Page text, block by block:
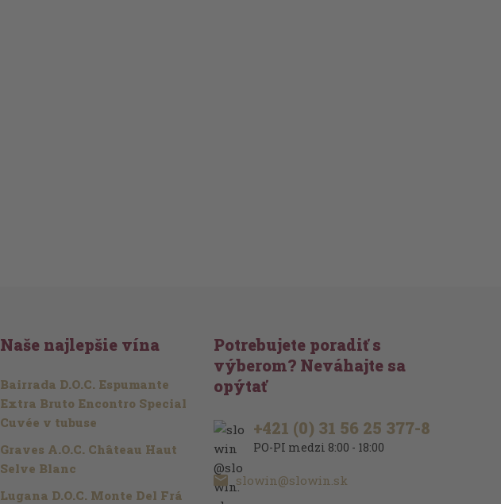
Naše najlepšie vína
Bairrada D.O.C. Espumante
Extra Bruto Encontro Special
Cuvée v tubuse
Graves A.O.C. Château Haut
Selve Blanc
Lugana D.O.C. Monte Del Frá
Potrebujete poradiť s
výberom? Neváhajte sa
opýtať
+421 (0) 31 56 25 377-8
PO-PI medzi 8:00 - 18:00
slowin@slowin.sk